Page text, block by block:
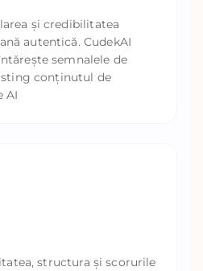
și credibilitatea
autentică. CudekAI
semnalele de
conținutul de
AI
structura și scorurile